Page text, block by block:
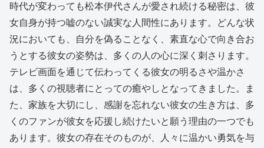
時代が変わっても松本伊代さんが愛され続ける秘密は、彼
女自身が持つ嘘のない誠実な人間性にあります。どんな状
況においても、自分を偽ることなく、素直な心で向き合お
うとする彼女の姿勢は、多くの人の心に深く刺さります。
テレビ画面を通じて伝わってくる彼女の明るさや温かさ
は、多くの視聴者にとっての癒やしとなってきました。ま
た、家族を大切にし、感謝を忘れない彼女の生き方は、多
くのファンが彼女を応援し続けたいと願う理由の一つでも
あります。彼女の存在そのものが、人々に温かい勇気を与